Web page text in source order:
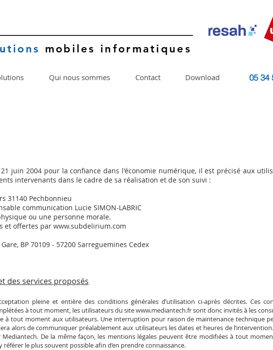
mobiles informatiques
Qui nous sommes Contact Download 05 34
juin 2004 pour la confiance dans l'économie numérique, il est précisé aux
intervenants dans le cadre de sa réalisation et de son suivi :
31140 Pechbonnieu
communication Lucie SIMON-LABRIC
ou une personne morale.
et offertes par www.subdelirium.com
BP 70109 - 57200 Sarreguemines Cedex
des services proposés
pleine et entière des conditions générales d’utilisation ci-après décrites. Ces
à tout moment, les utilisateurs du sitewww.mediantech.frsont donc invités à les
à tout moment aux utilisateurs. Une interruption pour raison de maintenance technique
alors de communiquer préalablement aux utilisateurs les dates et heures de
De la même façon, les mentions légales peuvent être modifiées à tout
référer le plus souvent possible afin d’en prendre connaissance.